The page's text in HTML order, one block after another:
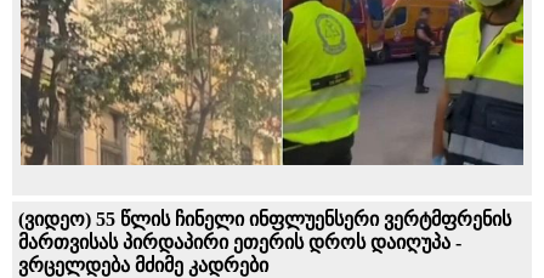
(ვიდეო) 55 წლის ჩინელი ინფლუენსერი ვერტმფრენის
მართვისას პირდაპირი ეთერის დროს დაიღუპა -
ვრცელდება მძიმე კადრები